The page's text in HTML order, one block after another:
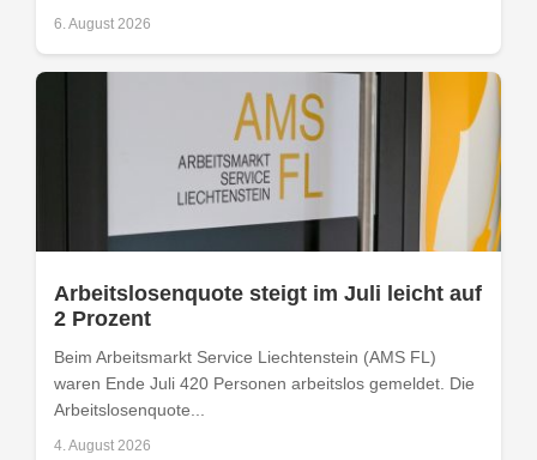
6. August 2026
Arbeitslosenquote steigt im Juli leicht auf
2 Prozent
Beim Arbeitsmarkt Service Liechtenstein (AMS FL)
waren Ende Juli 420 Personen arbeitslos gemeldet. Die
Arbeitslosenquote...
4. August 2026